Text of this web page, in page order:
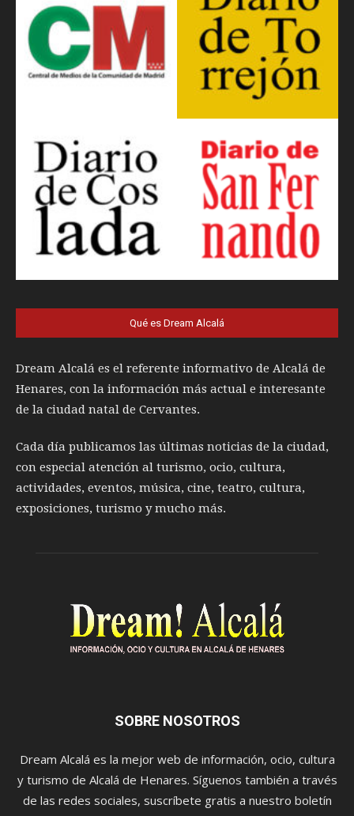
Qué es Dream Alcalá
Dream Alcalá es el referente informativo de Alcalá de
Henares, con la información más actual e interesante
de la ciudad natal de Cervantes.
Cada día publicamos las últimas noticias de la ciudad,
con especial atención al turismo, ocio, cultura,
actividades, eventos, música, cine, teatro, cultura,
exposiciones, turismo y mucho más.
SOBRE NOSOTROS
Dream Alcalá es la mejor web de información, ocio, cultura
y turismo de Alcalá de Henares. Síguenos también a través
de las redes sociales, suscríbete gratis a nuestro boletín